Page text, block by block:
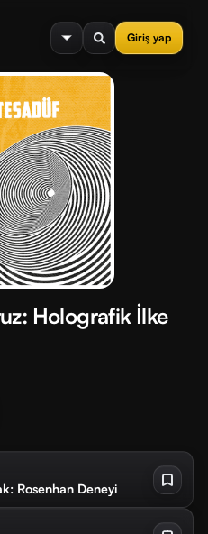
Giriş yap
Holografik İlke
Rosenhan Deneyi